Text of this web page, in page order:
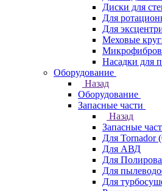
Диски для
Для
Для
Меховые
Насадки для
Оборудование
Назад
Оборудование
Запасные части
Назад
Запасные
Для Tornador
Для АВД
Для
Для
Для